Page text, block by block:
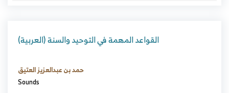
(العربية) القواعد المهمة في التوحيد والسنة
حمد بن عبدالعزيز العتيق
Sounds